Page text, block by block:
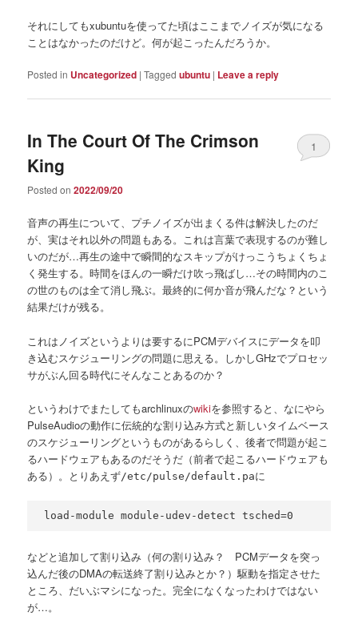
それにしてもxubuntuを使ってた頃はここまでノイズが気になる
ことはなかったのだけど。何が起こったんだろうか。
Posted in Uncategorized |Tagged ubuntu | Leave a reply
In The Court Of The Crimson
King
Posted on2022/09/20
1
音声の再生について、プチノイズが出まくる件は解決したのだ
が、実はそれ以外の問題もある。これは言葉で表現するのが難し
いのだが…再生の途中で瞬間的なスキップがけっこうちょくちょ
く発生する。時間をほんの一瞬だけ吹っ飛ばし…その時間内のこ
の世のものは全て消し飛ぶ。最終的に何か音が飛んだな？という
結果だけが残る。
これはノイズというよりは要するにPCMデバイスにデータを叩
き込むスケジューリングの問題に思える。しかしGHzでプロセッ
サがぶん回る時代にそんなことあるのか？
というわけでまたしてもarchlinuxのwikiを参照すると、なにやら
PulseAudioの動作に伝統的な割り込み方式と新しいタイムベース
のスケジューリングというものがあるらしく、後者で問題が起こ
るハードウェアもあるのだそうだ（前者で起こるハードウェアも
ある）。とりあえず/etc/pulse/default.paに
load-module module-udev-detect tsched=0
などと追加して割り込み（何の割り込み？ PCMデータを突っ
込んだ後のDMAの転送終了割り込みとか？）駆動を指定させた
ところ、だいぶマシになった。完全になくなったわけではない
が…。